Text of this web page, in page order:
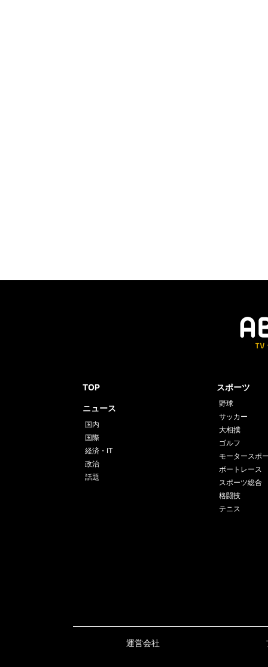
TOP
ニュース
国内
国際
経済・IT
政治
話題
スポーツ
野球
サッカー
大相撲
ゴルフ
モータースポ
ボートレース
スポーツ総合
格闘技
テニス
運営会社